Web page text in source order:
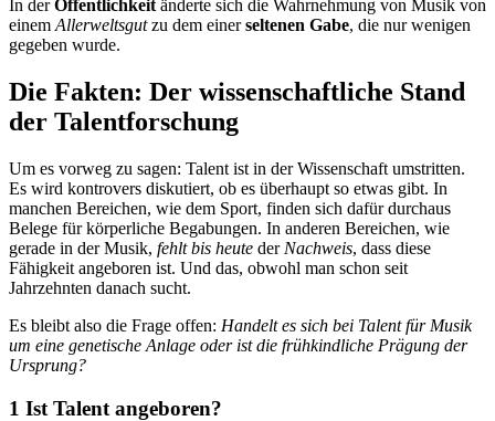
In derÖffentlichkeitänderte sich die Wahrnehmung von Musik von
einemAllerweltsgutzu dem einerseltenen Gabe, die nur wenigen
gegeben wurde.
Die Fakten: Der wissenschaftliche Stand
der Talentforschung
Um es vorweg zu sagen: Talent ist in der Wissenschaft umstritten.
Es wird kontrovers diskutiert, ob es überhaupt so etwas gibt. In
manchen Bereichen, wie dem Sport, finden sich dafür durchaus
Belege für körperliche Begabungen. In anderen Bereichen, wie
gerade in der Musik, fehlt bis heute derNachweis, dass diese
Fähigkeit angeboren ist. Und das, obwohl man schon seit
Jahrzehnten danach sucht.
Es bleibt also die Frage offen: Handelt es sich bei Talent für Musik
um eine genetische Anlage oder ist die frühkindliche Prägung der
Ursprung?
1 Ist Talent angeboren?